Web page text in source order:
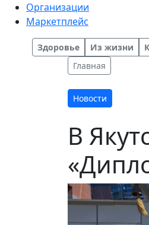
Организации
Маркетплейс
Здоровье Из жизни
Главная
Новости
В